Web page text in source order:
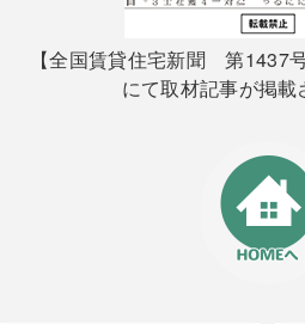
【全国賃貸住宅新聞 第1437
にて取材記事が掲載